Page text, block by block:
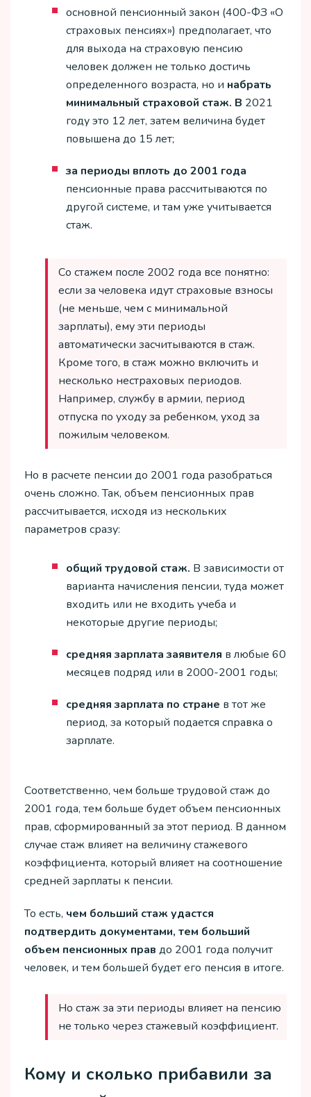
основной пенсионный закон (400-ФЗ «О
страховых пенсиях») предполагает, что
для выхода на страховую пенсию
человек должен не только достичь
определенного возраста, но и набрать
минимальный страховой стаж. В 2021
году это 12 лет, затем величина будет
повышена до 15 лет;
за периоды вплоть до 2001 года
пенсионные права рассчитываются по
другой системе, и там уже учитывается
стаж.
Со стажем после 2002 года все понятно:
если за человека идут страховые взносы
(не меньше, чем с минимальной
зарплаты), ему эти периоды
автоматически засчитываются в стаж.
Кроме того, в стаж можно включить и
несколько нестраховых периодов.
Например, службу в армии, период
отпуска по уходу за ребенком, уход за
пожилым человеком.
Но в расчете пенсии до 2001 года разобраться
очень сложно. Так, объем пенсионных прав
рассчитывается, исходя из нескольких
параметров сразу:
общий трудовой стаж. В зависимости от
варианта начисления пенсии, туда может
входить или не входить учеба и
некоторые другие периоды;
средняя зарплата заявителя в любые 60
месяцев подряд или в 2000-2001 годы;
средняя зарплата по стране в тот же
период, за который подается справка о
зарплате.
Соответственно, чем больше трудовой стаж до
2001 года, тем больше будет объем пенсионных
прав, сформированный за этот период. В данном
случае стаж влияет на величину стажевого
коэффициента, который влияет на соотношение
средней зарплаты к пенсии.
То есть, чем больший стаж удастся
подтвердить документами, тем больший
объем пенсионных прав до 2001 года получит
человек, и тем большей будет его пенсия в итоге.
Но стаж за эти периоды влияет на пенсию
не только через стажевый коэффициент.
Кому и сколько прибавили за